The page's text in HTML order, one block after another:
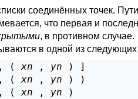
соединённых точек.
что первая и
, в противном случае.
в одной из
( xn , yn ) ]
( xn , yn ) )
( xn , yn )